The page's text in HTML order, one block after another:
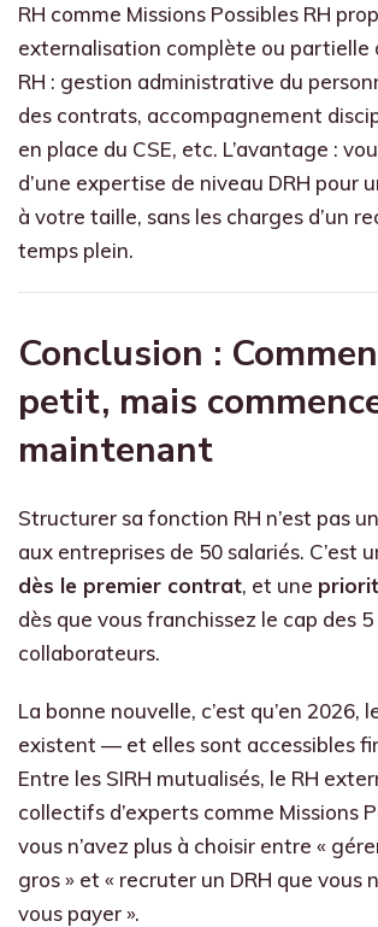
RH comme Missions Possibles RH
externalisation complète ou partielle
RH : gestion administrative du
des contrats, accompagnement
en place du CSE, etc. L’avantage :
d’une expertise de niveau DRH pour
à votre taille, sans les charges d’un
temps plein.
Conclusion :
petit, mais
maintenant
Structurer sa fonction RH n’est pas
aux entreprises de 50 salariés. C’est
dès le premier contrat, et une
dès que vous franchissez le cap des 5
collaborateurs.
La bonne nouvelle, c’est qu’en 2026,
existent — et elles sont accessibles
Entre les SIRH mutualisés, le RH
collectifs d’experts comme Missions
vous n’avez plus à choisir entre «
gros » et « recruter un DRH que vous
vous payer ».